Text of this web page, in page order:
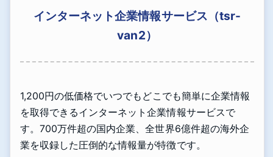
インターネット企業情報サービス（tsr-
van2）
1,200円の低価格でいつでもどこでも簡単に企業情報
を取得できるインターネット企業情報サービスで
す。700万件超の国内企業、全世界6億件超の海外企
業を収録した圧倒的な情報量が特徴です。